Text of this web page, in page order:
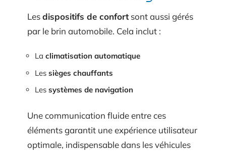
Lesdispositifs de confortsont aussi gérés
par le brin automobile. Cela inclut :
La climatisation automatique
Les sièges chauffants
Les systèmes de navigation
Une communication fluide entre ces
éléments garantit une expérience utilisateur
optimale, indispensable dans les véhicules